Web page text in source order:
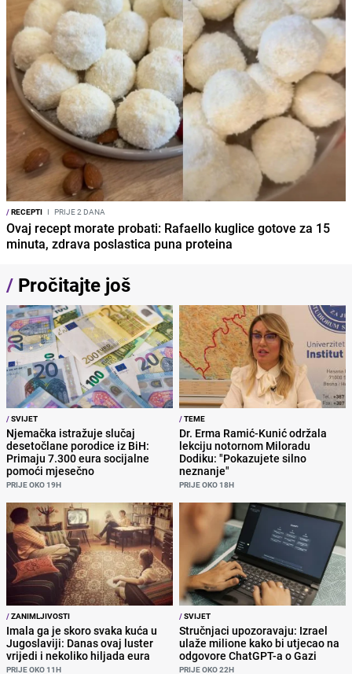
/RECEPTI I PRIJE 2 DANA
Ovaj recept morate probati: Rafaello kuglice gotove za 15
minuta, zdrava poslastica puna proteina
/ Pročitajte još
/SVIJET
Njemačka istražuje slučaj
desetočlane porodice iz BiH:
Primaju 7.300 eura socijalne
pomoći mjesečno
PRIJE OKO 19H
/TEME
Dr. Erma Ramić-Kunić održala
lekciju notornom Miloradu
Dodiku: "Pokazujete silno
neznanje"
PRIJE OKO 18H
/ZANIMLJIVOSTI
Imala ga je skoro svaka kuća u
Jugoslaviji: Danas ovaj luster
vrijedi i nekoliko hiljada eura
PRIJE OKO 11H
/SVIJET
Stručnjaci upozoravaju: Izrael
ulaže milione kako bi utjecao na
odgovore ChatGPT-a o Gazi
PRIJE OKO 22H